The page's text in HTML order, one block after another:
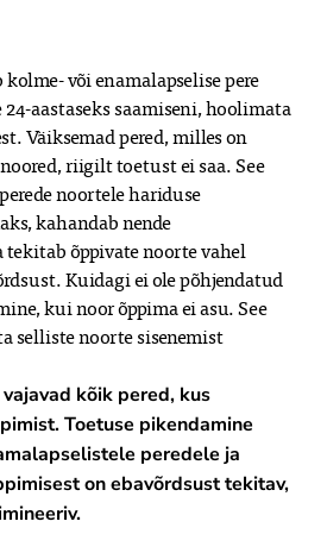
või enamalapselise pere
aastaseks saamiseni, hoolimata
Väiksemad pered, milles on
riigilt toetust ei saa. See
noortele hariduse
kahandab nende
õppivate noorte vahel
Kuidagi ei ole põhjendatud
kui noor õppima ei asu. See
selliste noorte sisenemist
kõik pered, kus
Toetuse pikendamine
peredele ja
on ebavõrdsust tekitav,